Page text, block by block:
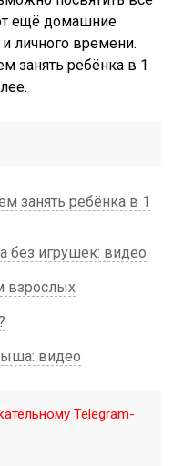
ещё домашние
личного времени.
занять ребёнка в 1
занять ребёнка в 1
без игрушек: видео
взрослых
видео
Telegram-